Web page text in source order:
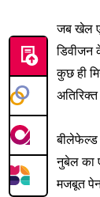
जब खेल
डिवीजन
कुछ ही
बीलेफेल्ड
नुबेल का
मजबूत